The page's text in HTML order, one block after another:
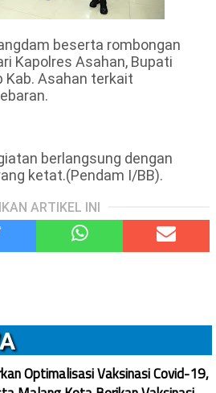
beserta rombongan
Kapolres Asahan, Bupati
Kab. Asahan terkait
berlangsung dengan
ketat.(Pendam I/BB).
ARTIKEL INI
Optimalisasi Vaksinasi Covid-19,
Malang Kota Berikan Vaksinasi